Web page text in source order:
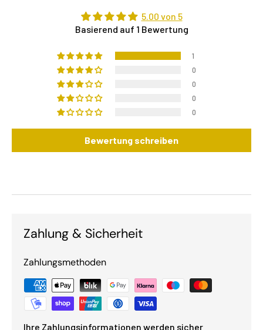
5.00 von 5
Basierend auf 1 Bewertung
1
0
0
0
0
Bewertung schreiben
Zahlung & Sicherheit
Zahlungsmethoden
Ihre Zahlungsinformationen werden sicher